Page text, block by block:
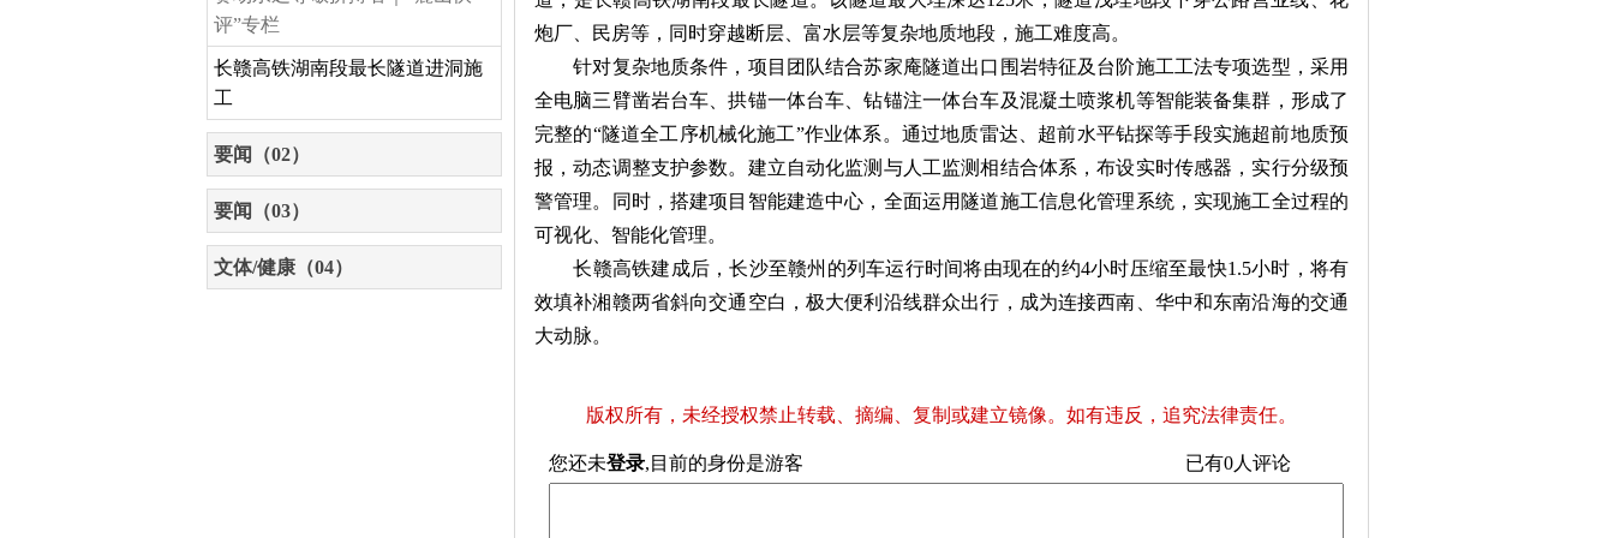
评”专栏
长赣高铁湖南段最长隧道进洞施
工
要闻（02）
要闻（03）
文体/健康（04）
炮厂、民房等，同时穿越断层、富水层等复杂地质地段，施工难度高。
针对复杂地质条件，项目团队结合苏家庵隧道出口围岩特征及台阶施工工法专项选型，采用
全电脑三臂凿岩台车、拱锚一体台车、钻锚注一体台车及混凝土喷浆机等智能装备集群，形成了
完整的“隧道全工序机械化施工”作业体系。通过地质雷达、超前水平钻探等手段实施超前地质预
报，动态调整支护参数。建立自动化监测与人工监测相结合体系，布设实时传感器，实行分级预
警管理。同时，搭建项目智能建造中心，全面运用隧道施工信息化管理系统，实现施工全过程的
可视化、智能化管理。
长赣高铁建成后，长沙至赣州的列车运行时间将由现在的约4小时压缩至最快1.5小时，将有
效填补湘赣两省斜向交通空白，极大便利沿线群众出行，成为连接西南、华中和东南沿海的交通
大动脉。
版权所有，未经授权禁止转载、摘编、复制或建立镜像。如有违反，追究法律责任。
您还未登录,目前的身份是游客 已有0人评论